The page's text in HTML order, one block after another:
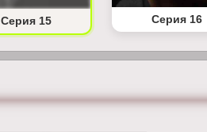
Серия 15 Серия 16